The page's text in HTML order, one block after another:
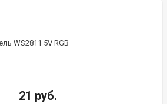
WS2811 5V RGB
21 руб.